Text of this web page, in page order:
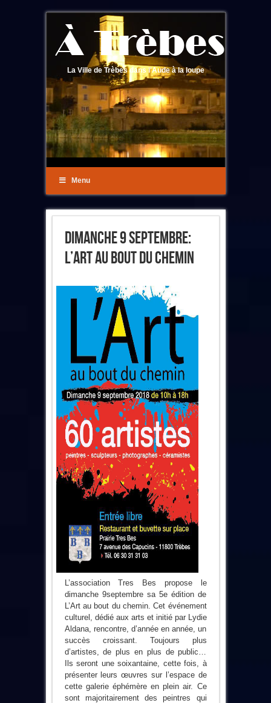
La Ville de Trèbes dans l'Aude à la loupe
Menu
Dimanche 9 Septembre:
L’Art Au Bout Du Chemin
L’association Tres Bes propose le
dimanche 9septembre sa 5e édition de
L’Art au bout du chemin. Cet événement
culturel, dédié aux arts et initié par Lydie
Aldana, rencontre, d’année en année, un
succès croissant. Toujours plus
d’artistes, de plus en plus de public…
Ils seront une soixantaine, cette fois, à
présenter leurs œuvres sur l’espace de
cette galerie éphémère en plein air. Ce
sont majoritairement des peintres qui